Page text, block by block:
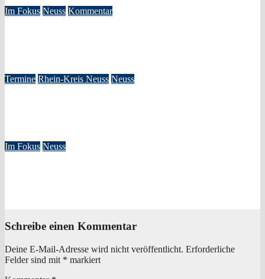
Im Fokus Neuss Kommentar
Termine Rhein-Kreis Neuss Neuss
Im Fokus Neuss
Schreibe einen Kommentar
Deine E-Mail-Adresse wird nicht veröffentlicht. Erforderliche
Felder sind mit * markiert